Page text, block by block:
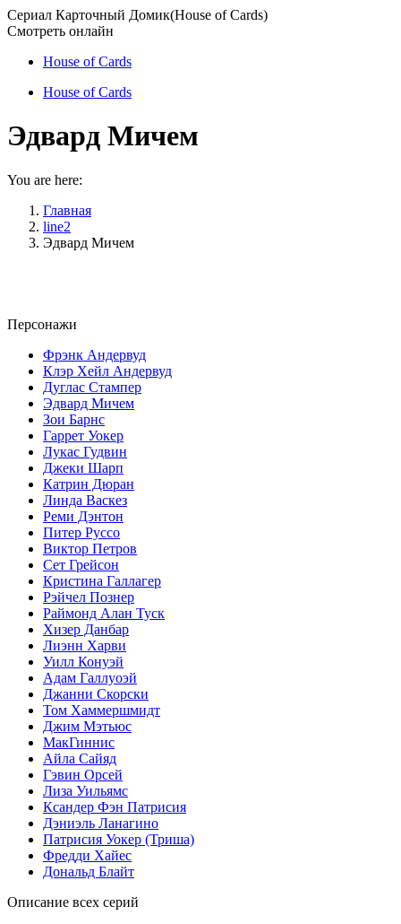
Skip
to
Сериал Карточный Домик(House of Cards)
Смотреть онлайн
House of Cards
House of Cards
Эдвард Мичем
You are here:
Главная
line2
Эдвард Мичем
Персонажи
Фрэнк Андервуд
Клэр Хейл Андервуд
Дуглас Стампер
Эдвард Мичем
Зои Барнс
Гаррет Уокер
Лукас Гудвин
Джеки Шарп
Катрин Дюран
Линда Васкез
Реми Дэнтон
Питер Руссо
Виктор Петров
Сет Грейсон
Кристина Галлагер
Рэйчел Познер
Раймонд Алан Туск
Хизер Данбар
Лиэнн Харви
Уилл Конуэй
Адам Галлуоэй
Джанни Скорски
Том Хаммершмидт
Джим Мэтьюс
МакГиннис
Айла Сайяд
Гэвин Орсей
Лиза Уильямс
Ксандер Фэн Патрисия
Дэниэль Ланагино
Патрисия Уокер (Триша)
Фредди Хайес
Дональд Блайт
Описание всех серий